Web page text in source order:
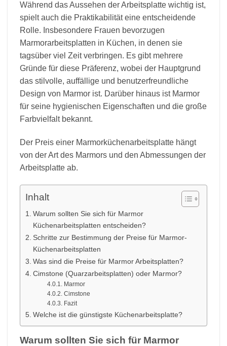
Während das Aussehen der Arbeitsplatte wichtig ist,
spielt auch die Praktikabilität eine entscheidende
Rolle. Insbesondere Frauen bevorzugen
Marmorarbeitsplatten in Küchen, in denen sie
tagsüber viel Zeit verbringen. Es gibt mehrere
Gründe für diese Präferenz, wobei der Hauptgrund
das stilvolle, auffällige und benutzerfreundliche
Design von Marmor ist. Darüber hinaus ist Marmor
für seine hygienischen Eigenschaften und die große
Farbvielfalt bekannt.
Der Preis einer Marmorküchenarbeitsplatte hängt
von der Art des Marmors und den Abmessungen der
Arbeitsplatte ab.
Inhalt
Warum sollten Sie sich für Marmor
Küchenarbeitsplatten entscheiden?
Schritte zur Bestimmung der Preise für Marmor-
Küchenarbeitsplatten
Was sind die Preise für Marmor Arbeitsplatten?
Cimstone (Quarzarbeitsplatten) oder Marmor?
Marmor
Cimstone
Fazit
Welche ist die günstigste Küchenarbeitsplatte?
Warum sollten Sie sich für Marmor